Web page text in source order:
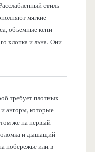
стиль
мягкие
объемные кепи
хлопка и льна. Они
требует плотных
ангоры, которые
же на первый
и дышащий
побережье или в